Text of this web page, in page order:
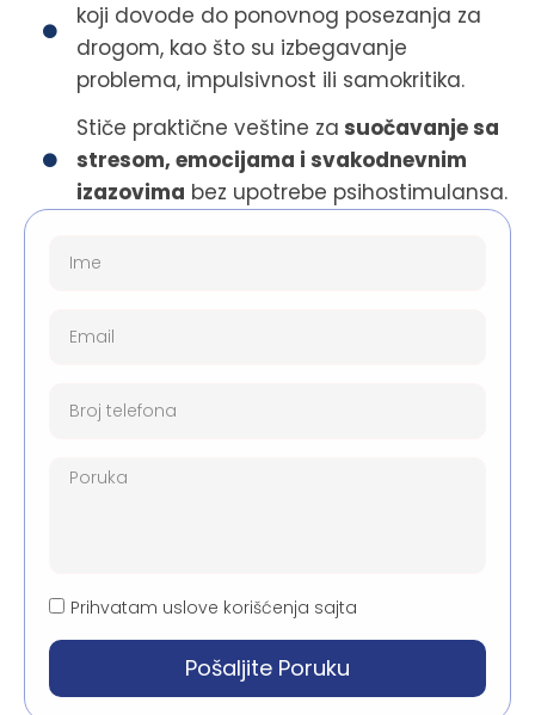
koji dovode do ponovnog posezanja za
drogom, kao što su izbegavanje
problema, impulsivnost ili samokritika.
Stiče praktične veštine za suočavanje sa
stresom, emocijama i svakodnevnim
izazovima bez upotrebe psihostimulansa.
Prihvatam uslove korišćenja sajta
Pošaljite Poruku